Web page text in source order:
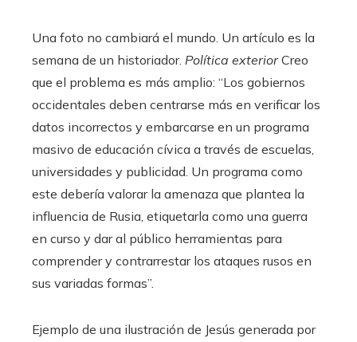
Una foto no cambiará el mundo. Un artículo es la
semana de un historiador. Política exteriorCreo
que el problema es más amplio: “Los gobiernos
occidentales deben centrarse más en verificar los
datos incorrectos y embarcarse en un programa
masivo de educación cívica a través de escuelas,
universidades y publicidad. Un programa como
este debería valorar la amenaza que plantea la
influencia de Rusia, etiquetarla como una guerra
en curso y dar al público herramientas para
comprender y contrarrestar los ataques rusos en
sus variadas formas”.
Ejemplo de una ilustración de Jesús generada por